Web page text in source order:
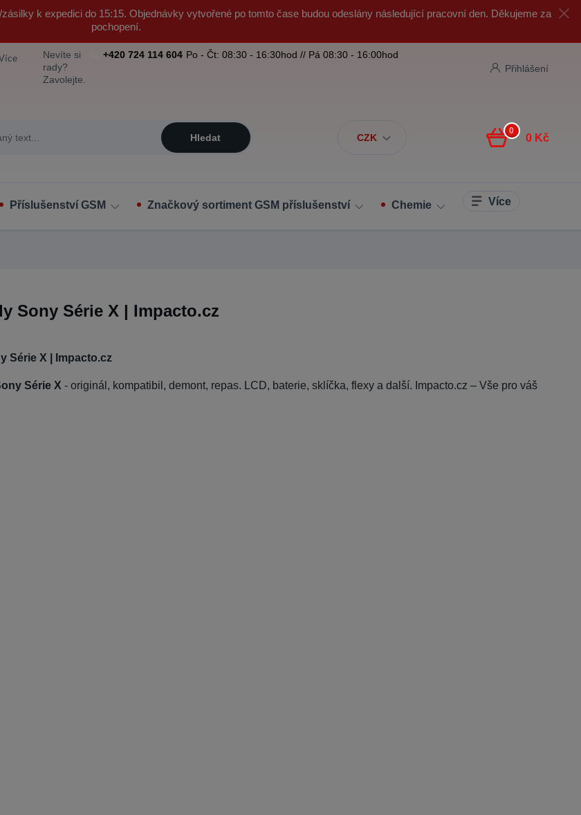
k expedici do 15:15. Objednávky vytvořené po tomto čase budou odeslány následující pracovní den. Děkujeme za
pochopení.
CZK
Přihlášení
Hledat
Nevíte si
rady?
Zavolejte.
+420 724 114 604 Po - Čt: 08:30 - 16:30hod // Pá 08:30 - 16:00hod
0
0 Kč
Příslušenství GSM Značkový sortiment GSM příslušenství Chemie Více
Sony Série X | Impacto.cz
Série X | Impacto.cz
Série X - originál, kompatibil, demont, repas. LCD, baterie, sklíčka, flexy a další. Impacto.cz – Vše pro váš